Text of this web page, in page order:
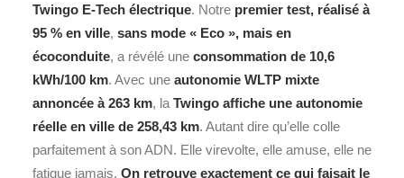
Twingo E‑Tech électrique. Notre premier test, réalisé à
95 % en ville, sans mode « Eco », mais en
écoconduite, a révélé une consommation de 10,6
kWh/100 km. Avec une autonomie WLTP mixte
annoncée à 263 km, la Twingo affiche une autonomie
réelle en ville de 258,43 km. Autant dire qu’elle colle
parfaitement à son ADN. Elle virevolte, elle amuse, elle ne
fatigue jamais. On retrouve exactement ce qui faisait le